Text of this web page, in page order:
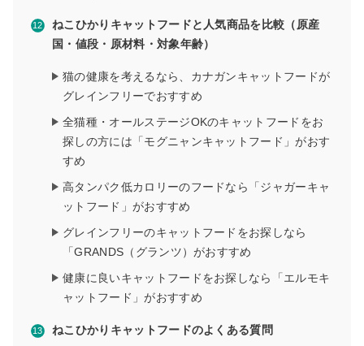
ねこひかりキャットフードと人気商品を比較（原産
国・値段・原材料・対象年齢）
猫の健康を考えるなら、カナガンキャットフードが
グレインフリーでおすすめ
全猫種・オールステージOKのキャットフードをお
探しの方には「モグニャンキャットフード」がおす
すめ
高タンパク低カロリーのフードなら「ジャガーキャ
ットフード」がおすすめ
グレインフリーのキャットフードをお探しなら
「GRANDS（グランツ）がおすすめ
健康に良いキャットフードをお探しなら「エルモキ
ャットフード」がおすすめ
ねこひかりキャットフードのよくある質問